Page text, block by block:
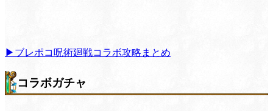
▶︎ブレポコ呪術廻戦コラボ攻略まとめ
コラボガチャ